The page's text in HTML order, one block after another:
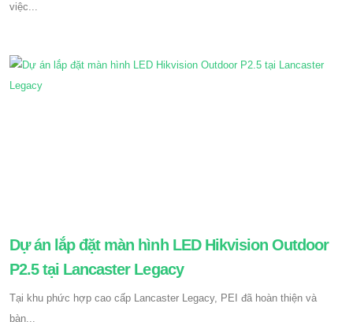
việc...
Dự án lắp đặt màn hình LED Hikvision Outdoor
P2.5 tại Lancaster Legacy
Tại khu phức hợp cao cấp Lancaster Legacy, PEI đã hoàn thiện và
bàn...